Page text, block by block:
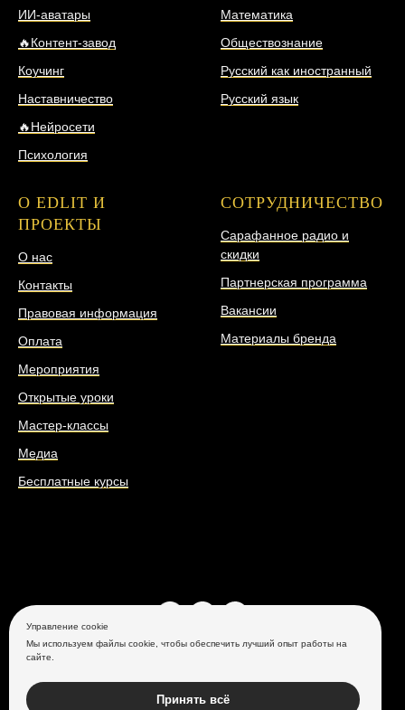
ИИ-аватары
🔥Контент-завод
Коучинг
Наставничество
🔥Нейросети
Психология
Математика
Обществознание
Русский как иностранный
Русский язык
О EDLIT И
ПРОЕКТЫ
О нас
Контакты
Правовая информация
Оплата
Мероприятия
Открытые уроки
Мастер-классы
Медиа
Бесплатные курсы
СОТРУДНИЧЕСТВО
Сарафанное радио и
скидки
Партнерская программа
Вакансии
Материалы бренда
Все права защищены, 2026 ®️
Управление cookie
Мы используем файлы cookie, чтобы обеспечить лучший опыт работы на
сайте.
Принять всё